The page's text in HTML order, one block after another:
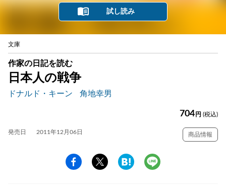
試し読み
文庫
作家の日記を読む
日本人の戦争
ドナルド・キーン 角地幸男
704 円 (税込)
発売日 2011年12月06日 商品情報